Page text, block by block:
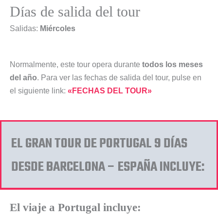
Días de salida del tour
Salidas: Miércoles
Normalmente, este tour opera durante todos los meses
del año. Para ver las fechas de salida del tour, pulse en
el siguiente link: «FECHAS DEL TOUR»
EL GRAN TOUR DE PORTUGAL 9 DÍAS
DESDE BARCELONA – ESPAÑA INCLUYE:
El viaje a Portugal incluye: